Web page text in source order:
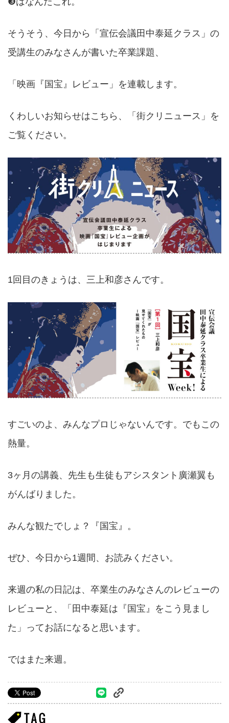
そうそう、今日から「宣伝会議田中泰延クラス」の
受講生のみなさんが書いた卒業課題、
「映画『国宝』レビュー」を連載します。
くわしいお知らせはこちら、「街クリニュース」を
ご覧ください。
1回目のきょうは、三上和彦さんです。
すごいのよ、みんなプロじゃないんです。でもこの
熱量。
3ヶ月の講義、先生も生徒もアシスタント廣瀬翼も
がんばりました。
みんな観たでしょ？『国宝』。
ぜひ、今日から1週間、お読みください。
来週の私の日記は、卒業生のみなさんのレビューの
レビューと、「田中泰延は『国宝』をこう見まし
た」ってお話になると思います。
ではまた来週。